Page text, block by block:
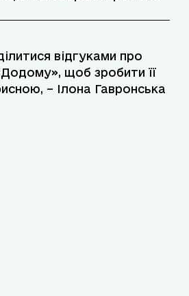
відгуками про
щоб зробити її
– Ілона Гавронська